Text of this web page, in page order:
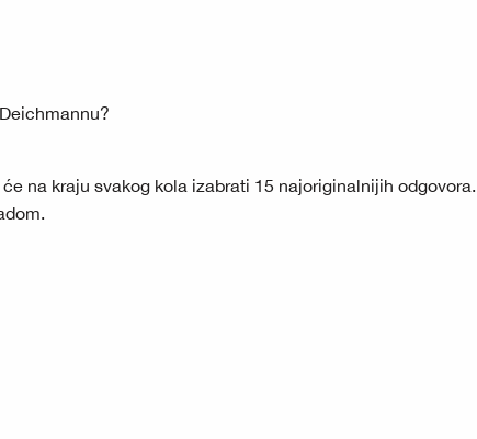
na kraju svakog kola izabrati 15 najoriginalnijih odgovora.